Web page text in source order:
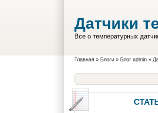
Датчики
Все о температурных
Вы здесь
Главная» Блоги» Блог admin»